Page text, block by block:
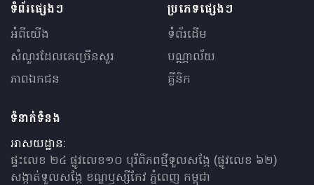
ទំព័រផ្សេងៗ
អំពីយើង
សំណួរ​ដែលគេ​ច្រើន​សួរ
ភាពឯកជន
ប្រភេទផ្សេងៗ
ទំព័រដើម
បណ្ណាល័យ
គ្លីនិក
ទំនាក់ទំនង
អាសយដ្ឋាន:
ផ្ទះលេខ ២៤ ផ្លូវលេខ១០ បុរីពិភពថ្មីទួលសង្កែ (ផ្លូវលេខ ៦២)
សង្កាត់ទួលសង្កែ ខណ្ឌឫស្សីកែវ ភ្នំពេញ កម្ពុជា